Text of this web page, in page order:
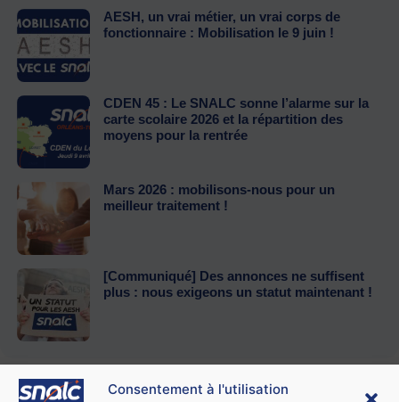
Consentement à l'utilisation
AESH, un vrai métier, un vrai corps de
fonctionnaire : Mobilisation le 9 juin !
CDEN 45 : Le SNALC sonne l’alarme sur la
carte scolaire 2026 et la répartition des
moyens pour la rentrée
Mars 2026 : mobilisons-nous pour un
meilleur traitement !
[Communiqué] Des annonces ne suffisent
plus : nous exigeons un statut maintenant !